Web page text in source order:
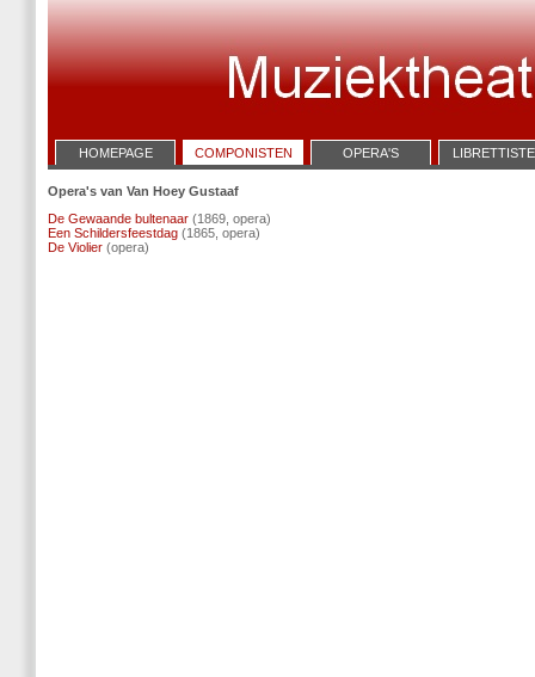
HOMEPAGE COMPONISTEN OPERA'S
Opera's van Van Hoey Gustaaf
De Gewaande bultenaar (1869, opera)
Een Schildersfeestdag (1865, opera)
De Violier (opera)